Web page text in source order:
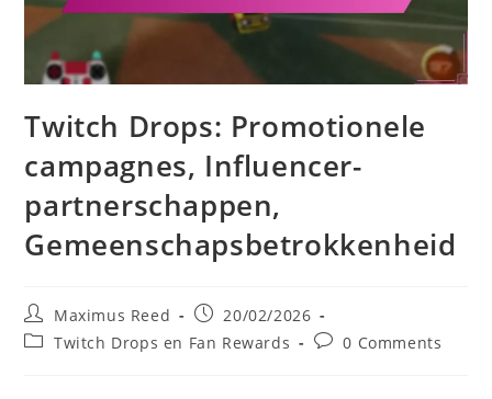
Twitch Drops: Promotionele
campagnes, Influencer-
partnerschappen,
Gemeenschapsbetrokkenheid
Post
author:
Maximus Reed
Post
published:
20/02/2026
PostTwitch Drops en Fan Rewards
Post0 Comments